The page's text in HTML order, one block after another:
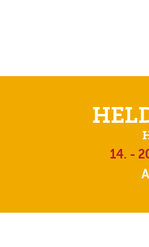
14. -